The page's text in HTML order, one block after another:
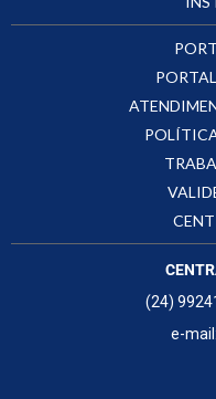
(24)
e-